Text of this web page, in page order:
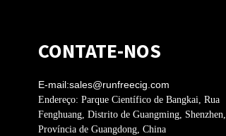
CONTATE-NOS
E-mail:sales@runfreecig.com
Endereço: Parque Científico de Bangkai, Rua
Fenghuang, Distrito de Guangming, Shenzhen,
Província de Guangdong, China